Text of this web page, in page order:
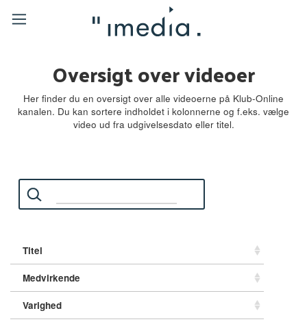
Oversigt over videoer
Her finder du en oversigt over alle videoerne på Klub-Online
kanalen. Du kan sortere indholdet i kolonnerne og f.eks. vælge
video ud fra udgivelsesdato eller titel.
Titel
Medvirkende
Varighed